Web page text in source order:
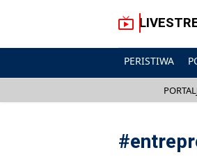
PERISTIWA
#